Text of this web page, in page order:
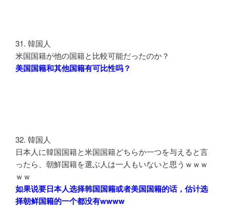
31. 韓国人
米国国籍が他の国籍と比較可能だったのか？
美国国籍和其他国籍有可比性吗？
32. 韓国人
日本人に韓国国籍と米国国籍どちらか一つを与えると言
ったら、朝鮮国籍を選ぶ人は一人もいないと思うｗｗｗ
ｗｗ
如果说要日本人选择韩国国籍或者美国国籍的话，估计选
择朝鲜国籍的一个都没有wwww